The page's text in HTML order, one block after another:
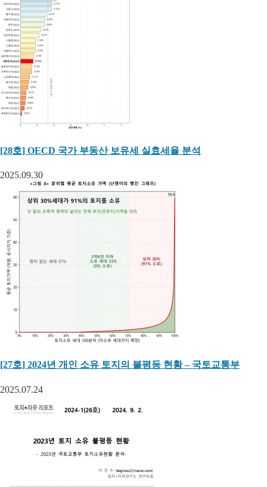
[28호] OECD 국가 부동산 보유세 실효세율 분석
2025.09.30
[27호] 2024년 개인 소유 토지의 불평등 현황 – 국토교통부
2025.07.24